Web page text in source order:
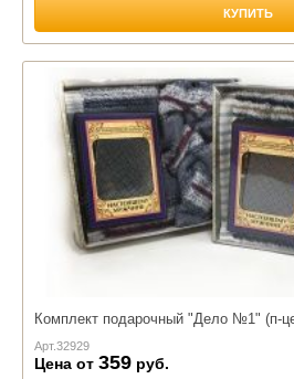
КУПИТЬ
Комплект подарочный "Дело №1" (п-
Арт.32929
Цена от 359 руб.